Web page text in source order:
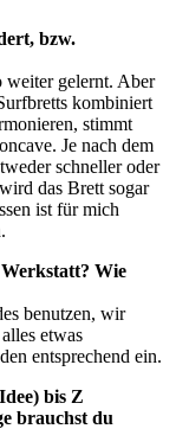
bzw.
weiter gelernt. Aber
kombiniert
stimmt
Je nach dem
schneller oder
das Brett sogar
ist für mich
Wie
benutzen, wir
etwas
entsprechend ein.
bis Z
brauchst du